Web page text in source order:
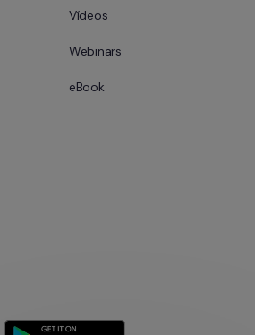
Vídeos
Webinars
eBook